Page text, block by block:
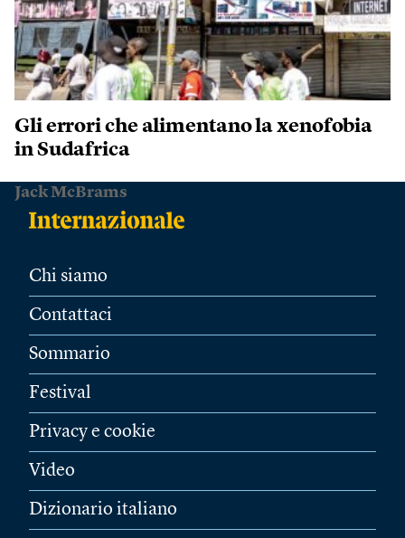
Gli errori che alimentano la xenofobia
in Sudafrica
Jack McBrams
Chi siamo
Contattaci
Sommario
Festival
Privacy e cookie
Video
Dizionario italiano